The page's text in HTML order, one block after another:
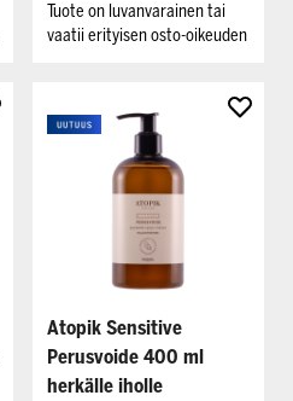
Tuote on luvanvarainen tai
vaatii erityisen osto-oikeuden
Atopik Sensitive
Perusvoide 400 ml
herkälle iholle